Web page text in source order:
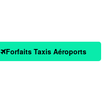
Forfaits Taxis Aéroports